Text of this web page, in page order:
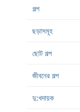
গল্প
ছড়াসমূহ
ছোট গল্প
জীবনের গল্প
দু:খদায়ক